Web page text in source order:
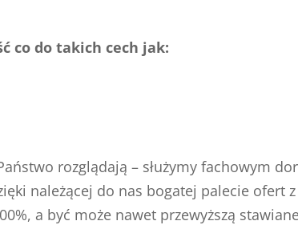
co do takich cech jak:
rozglądają – służymy fachowym
należącej do nas bogatej palecie ofert z
a być może nawet przewyższą